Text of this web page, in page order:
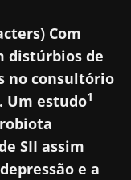
Com
distúrbios de
no consultório
Um estudo1
SII assim
e a